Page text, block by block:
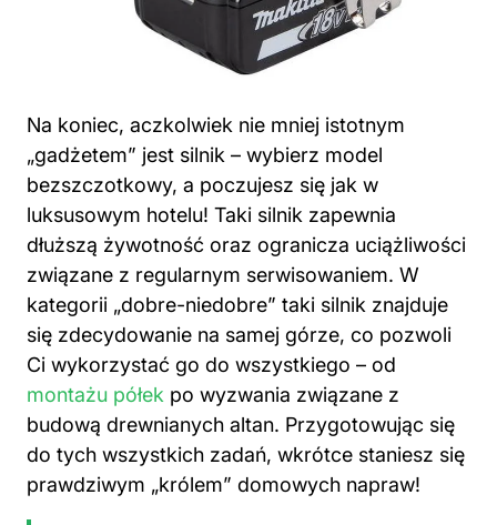
Na koniec, aczkolwiek nie mniej istotnym
„gadżetem” jest silnik – wybierz model
bezszczotkowy, a poczujesz się jak w
luksusowym hotelu! Taki silnik zapewnia
dłuższą żywotność oraz ogranicza uciążliwości
związane z regularnym serwisowaniem. W
kategorii „dobre-niedobre” taki silnik znajduje
się zdecydowanie na samej górze, co pozwoli
Ci wykorzystać go do wszystkiego – od
montażu półek po wyzwania związane z
budową drewnianych altan. Przygotowując się
do tych wszystkich zadań, wkrótce staniesz się
prawdziwym „królem” domowych napraw!